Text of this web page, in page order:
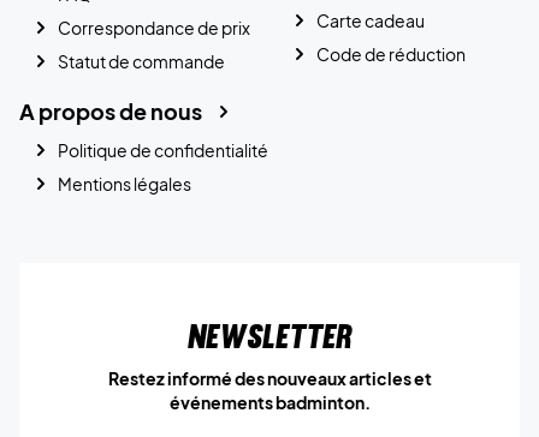
Correspondance de prix
Statut de commande
Carte cadeau
Code de réduction
A propos de nous
Politique de confidentialité
Mentions légales
Newsletter
Restez informé des nouveaux articles et
événements badminton.